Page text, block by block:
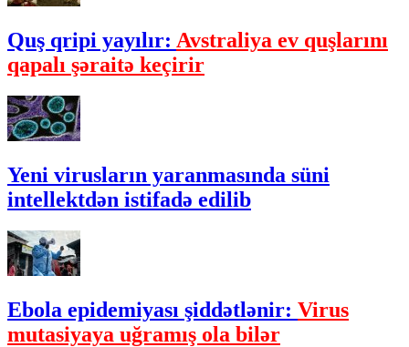
Quş qripi yayılır: Avstraliya ev quşlarını
qapalı şəraitə keçirir
Yeni virusların yaranmasında süni
intellektdən istifadə edilib
Ebola epidemiyası şiddətlənir: Virus
mutasiyaya uğramış ola bilər